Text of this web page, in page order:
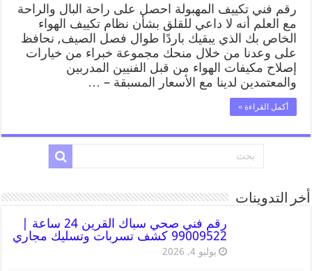
رقم فني تكييف المهبولة احصل على راحة البال والراحة
مع العلم أنه لا داعي للقلق بشأن نظام تكييف الهواء
الخاص بك الذي يبقيك باردًا طوال فصل الصيف, نحافظ
على وعدنا من خلال منحك مجموعة خبراء من خيارات
إصلاح مكيفات الهواء من قبل الفنيين المدربين
والمعتمدين لدينا مع الأسعار المسبقة – …
أكمل القراءة »
أخر التدوينات
رقم فني صحي سباك القرين 24 ساعة |
99009522 كشف تسربات وتسليك مجاري
يوليو 4, 2026